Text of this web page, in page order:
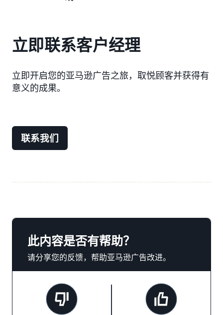
立即联系客户经理
立即开启您的亚马逊广告之旅，取悦顾客并获得有
意义的成果。
联系我们
此内容是否有帮助？
请分享您的反馈，帮助亚马逊广告改进。